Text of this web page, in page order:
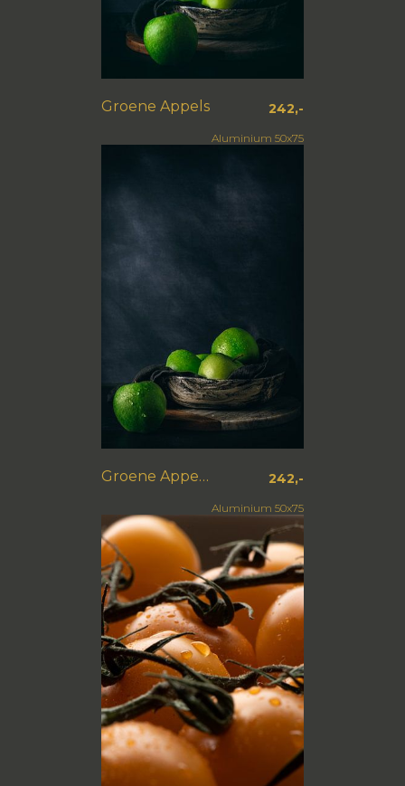
Groene Appels 242,-
Aluminium 50x75
Groene Appels drup 242,-
Aluminium 50x75